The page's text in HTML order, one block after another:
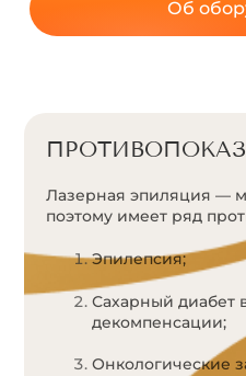
Об
Лазерная эпиляция —
поэтому имеет ряд
Эпилепсия;
Сахарный диабет
декомпенсации;
Онкологические